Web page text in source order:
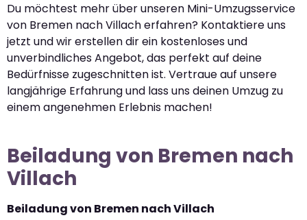
Du möchtest mehr über unseren Mini-Umzugsservice
von Bremen nach Villach erfahren? Kontaktiere uns
jetzt und wir erstellen dir ein kostenloses und
unverbindliches Angebot, das perfekt auf deine
Bedürfnisse zugeschnitten ist. Vertraue auf unsere
langjährige Erfahrung und lass uns deinen Umzug zu
einem angenehmen Erlebnis machen!
Beiladung von Bremen nach
Villach
Beiladung von Bremen nach Villach